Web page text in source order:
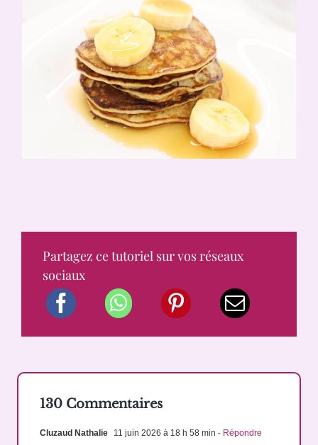
Partagez ce tutoriel sur vos réseaux
sociaux
130 Commentaires
Cluzaud Nathalie 11 juin 2026 à 18 h 58 min - Répondre